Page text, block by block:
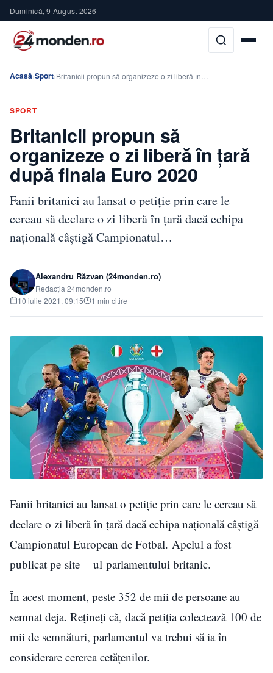
Duminică, 9 August 2026
Acasă›Sport›Britanicii propun să organizeze o zi liberă în…
SPORT
Britanicii propun să
organizeze o zi liberă în țară
după finala Euro 2020
Fanii britanici au lansat o petiție prin care le
cereau să declare o zi liberă în țară dacă echipa
națională câștigă Campionatul…
Alexandru Răzvan (24monden.ro)
Redacția 24monden.ro
10 iulie 2021, 09:15
1 min citire
Fanii britanici au lansat o petiție prin care le cereau să
declare o zi liberă în țară dacă echipa națională câștigă
Campionatul European de Fotbal. Apelul a fost
publicat pe site – ul parlamentului britanic.
În acest moment, peste 352 de mii de persoane au
semnat deja. Rețineți că, dacă petiția colectează 100 de
mii de semnături, parlamentul va trebui să ia în
considerare cererea cetățenilor.